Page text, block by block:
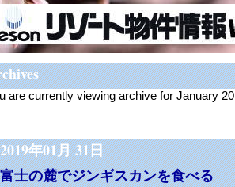
are currently viewing archive for January
年01月 31日
富士の麓でジンギスカンを食べる